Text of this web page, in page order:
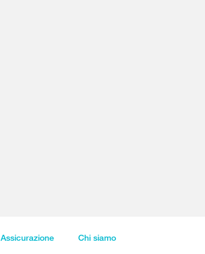
Assicurazione Chi siamo